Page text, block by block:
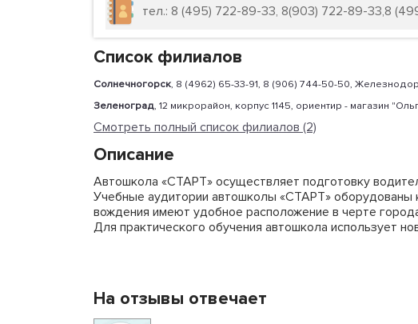
тел.: 8 (495) 722-89-33, 8(903) 722-89-33,8
Список филиалов
Солнечногорск, 8 (4962) 65-33-91, 8 (906) 744-50-50,
Зеленоград, 12 микрорайон, корпус 1145, ориентир - магазин
Смотреть полный список филиалов (2)
Описание
Автошкола «СТАРТ» осуществляет подготовку
Учебные аудитории автошколы «СТАРТ» оборудованы
вождения имеют удобное расположение в черте
Для практического обучения автошкола использует
На отзывы отвечает